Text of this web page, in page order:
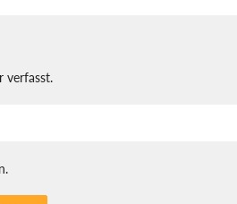
verfasst.